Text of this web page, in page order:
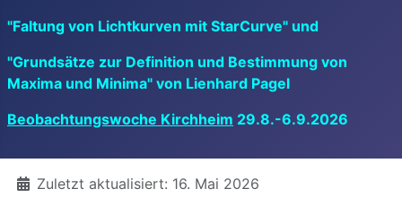
"Faltung von Lichtkurven mit StarCurve" und
"Grundsätze zur Definition und Bestimmung von
Maxima und Minima" von Lienhard Pagel
Beobachtungswoche Kirchheim 29.8.-6.9.2026
DetailsZuletzt aktualisiert: 16. Mai 2026